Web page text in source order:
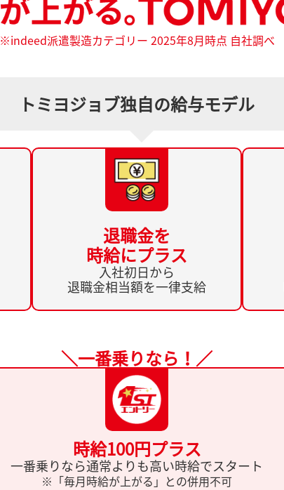
※indeed派遣製造カテゴリー 2025年8月時点 自社調べ
トミヨジョブ独自の給与モデル
退職金を
時給にプラス
入社初日から
退職金相当額を一律支給
＼一番乗りなら！／
時給100円プラス
一番乗りなら通常よりも高い時給でスタート
※「毎月時給が上がる」との併用不可